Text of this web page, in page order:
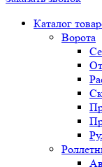
Каталог
Ворота